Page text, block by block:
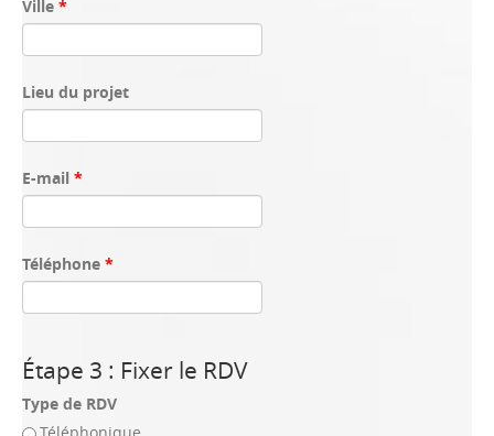
Ville *
Lieu du projet
E-mail *
Téléphone *
Étape 3 : Fixer le RDV
Type de RDV